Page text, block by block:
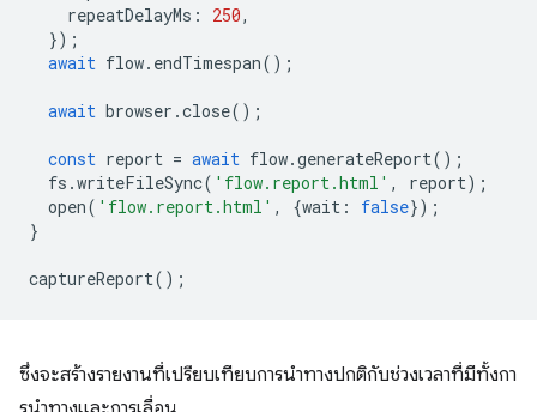
repeatDelayMs : 250,
});
await flow. endTimespan();
await browser .close();
const report = await flow.generateReport();
fs .writeFileSync( 'flow.report.html' , report);
open( 'flow.report.html' , {wait : false});
}
captureReport();
ซึ่งจะสร้างรายงานที่เปรียบเทียบการนําทางปกติกับช่วงเวลาที่มีทั้งกา